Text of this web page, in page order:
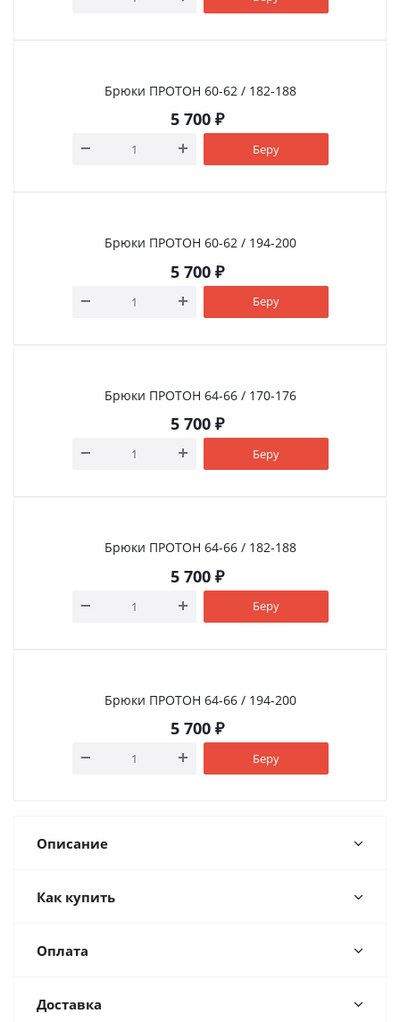
Брюки ПРОТОН 60-62 / 182-188
5 700₽
Беру
Брюки ПРОТОН 60-62 / 194-200
5 700₽
Беру
Брюки ПРОТОН 64-66 / 170-176
5 700₽
Беру
Брюки ПРОТОН 64-66 / 182-188
5 700₽
Беру
Брюки ПРОТОН 64-66 / 194-200
5 700₽
Беру
Описание
Как купить
Оплата
Доставка